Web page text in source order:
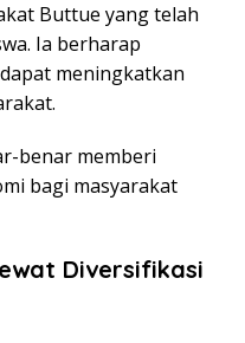
Buttue yang telah
Ia berharap
meningkatkan
benar memberi
bagi masyarakat
Diversifikasi